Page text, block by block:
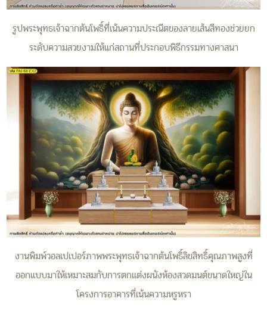
รูปพระพุทธเจ้าฉากต้นโพธิ์ที่เน้นความประณีตของลายเส้นสีทองช่วยยก
ระดับความสวยงามให้แก่สถานที่ประกอบพิธีกรรมทางศาสนา
งานพิมพ์วอลเปเปอร์ภาพพระพุทธเจ้าฉากต้นโพธิ์ลิขสิทธิ์คุณภาพสูงที่
ออกแบบมาให้เหมาะสมกับการตกแต่งผนังห้องสวดมนต์ขนาดใหญ่ใน
โครงการอาคารที่เน้นความหรูหรา